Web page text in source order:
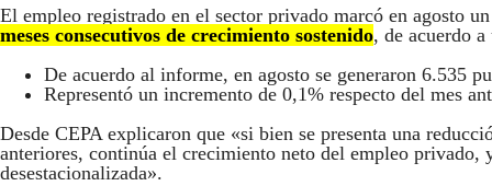
El empleo registrado en el sector privado marcó en agosto
meses consecutivos de crecimiento sostenido, de acuerdo
De acuerdo al informe, en agosto se generaron 6.535
Representó un incremento de 0,1% respecto del mes
Desde CEPA explicaron que «si bien se presenta una
anteriores, continúa el crecimiento neto del empleo privado,
desestacionalizada».